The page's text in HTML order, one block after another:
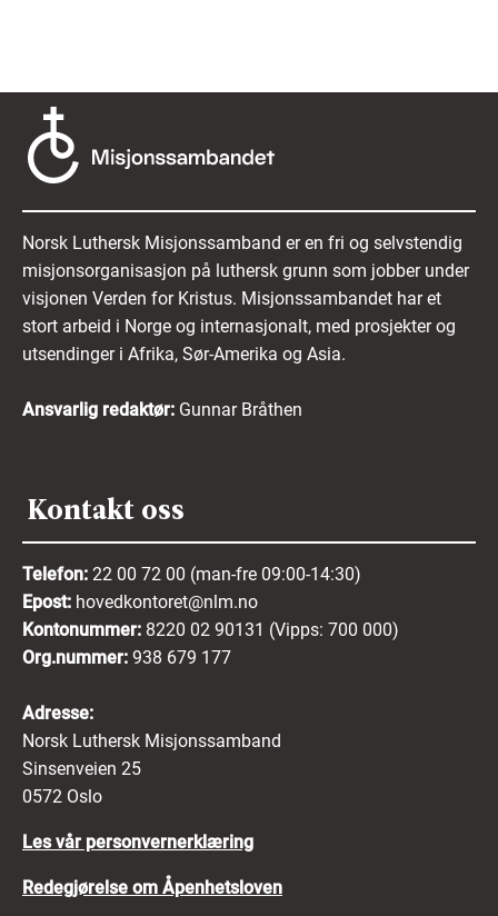
Norsk Luthersk Misjonssamband er en fri og selvstendig
misjonsorganisasjon på luthersk grunn som jobber under
visjonen Verden for Kristus. Misjonssambandet har et
stort arbeid i Norge og internasjonalt, med prosjekter og
utsendinger i Afrika, Sør-Amerika og Asia.
Ansvarlig redaktør: Gunnar Bråthen
Kontakt oss
Telefon: 22 00 72 00 (man-fre 09:00-14:30)
Epost: hovedkontoret@nlm.no
Kontonummer: 8220 02 90131 (Vipps: 700 000)
Org.nummer: 938 679 177
Adresse:
Norsk Luthersk Misjonssamband
Sinsenveien 25
0572 Oslo
Les vår personvernerklæring
Redegjørelse om Åpenhetsloven